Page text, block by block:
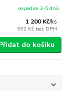
1 200 Kč/ks
992 Kč bez DPH
expedice 3-5 dnů
do košíku